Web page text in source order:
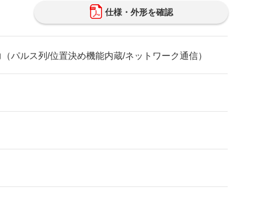
仕様・外形を確認
パルス列/位置決め機能内蔵/ネットワーク通信）